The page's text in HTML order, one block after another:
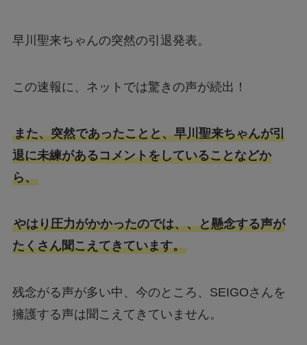
早川聖来ちゃんの突然の引退発表。
この速報に、ネットでは驚きの声が続出！
また、突然であったことと、早川聖来ちゃんが引
退に未練があるコメントをしていることなどか
ら、
やはり圧力がかかったのでは、、と懸念する声が
たくさん聞こえてきています。
残念がる声が多い中、今のところ、SEIGOさんを
擁護する声は聞こえてきていません。